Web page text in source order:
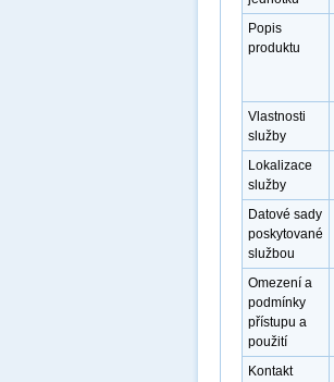
Popis
produktu
Vlastnosti
služby
Lokalizace
služby
Datové sady
poskytované
službou
Omezení a
podmínky
přístupu a
použití
Kontakt